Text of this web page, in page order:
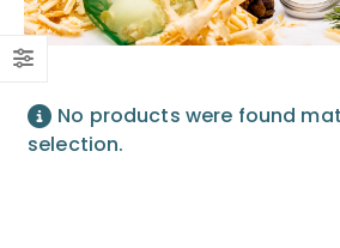
No products were found
selection.